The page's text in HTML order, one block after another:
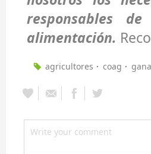
responsables
alimentación.
agricultores coag